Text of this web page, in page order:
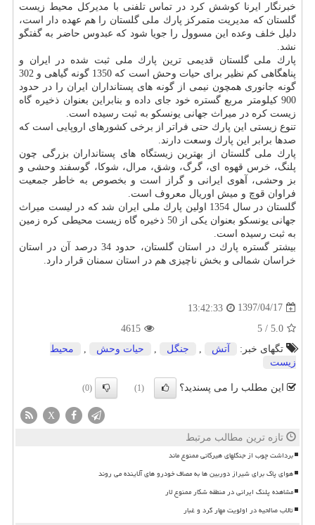
خبرنگار ایرنا كوشش كرد در تماس تلفنی با مدیركل محیط زیست
گلستان كه مدیریت متمركز پارك ملی گلستان را هم عهده دار است،
دلیل خلف وعده این مسوول را جویا شود كه عبدوس حاضر به گفتگو
نشد.
پارك ملی گلستان قدیمی ترین پارك ملی ثبت شده در ایران و
پناهگاهی كم نظیر برای حیات وحش است كه 1350 گونه گیاهی و 302
گونه جانوری همچون نیمی از گونه های پستانداران ایران را در حدود
900 كیلومتر مربع گستره خود جای داده و بنابراین بعنوان ذخیره گاه
زیست كره در میراث جهانی یونسكو به ثبت رسیده است.
تنوع زیستی این پارك حتی فراتر از برخی كشورهای اروپایی است كه
صدها برابر این پارك وسعت دارند.
پارك ملی گلستان از بهترین زیستگاه های پستانداران بزرگی چون
پلنگ، خرس قهوه ای، گرگ، وشق، مرال، شوكا، گوسفند وحشی و
بز وحشی، آهوی ایرانی و گراز است و بخصوص به خاطر جمعیت
فراوان قوچ و میش اوریال معروف است.
گلستان در سال 1354 اولین پارك ملی ایران شد كه در لیست میراث
جهانی یونسكو بعنوان یكی از 50 ذخیره گاه زیست محیطی كره زمین
به ثبت رسیده است.
بیشتر گستره پارك در استان گلستان، حدود 34 درصد آن در استان
خراسان شمالی و بخش ناچیزی هم در استان سمنان قرار دارد.
1397/04/17
13:42:33
5.0
/
5
4615
تگهای خبر:
آتش جنگل حیات وحش
محیط
زیست
این مطلب را می پسندید؟ (1)
(0)
X
تازه ترین مطالب مرتبط
برداشت چوب از جنگلهای هیرکانی ممنوع ماند
هوای پاک برای شیراز دوربین ها به مصاف خودرو های آلاینده می روند
مشاهده پلنگ ایرانی در منطقه شکار ممنوع لار
تالاب صالحیه در اولویت مهار گرد و غبار